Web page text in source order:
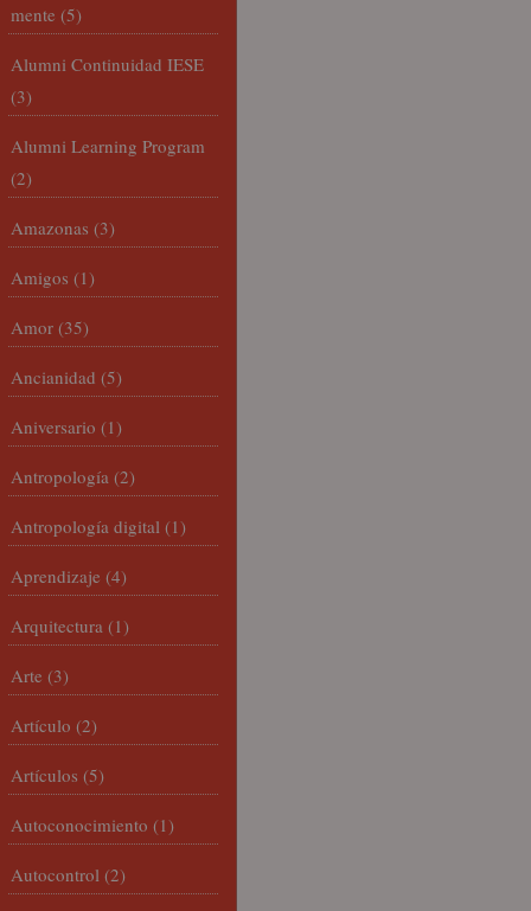
mente (5)
Alumni Continuidad IESE
(3)
Alumni Learning Program
(2)
Amazonas (3)
Amigos (1)
Amor (35)
Ancianidad (5)
Aniversario (1)
Antropología (2)
Antropología digital (1)
Aprendizaje (4)
Arquitectura (1)
Arte (3)
Artículo (2)
Artículos (5)
Autoconocimiento (1)
Autocontrol (2)